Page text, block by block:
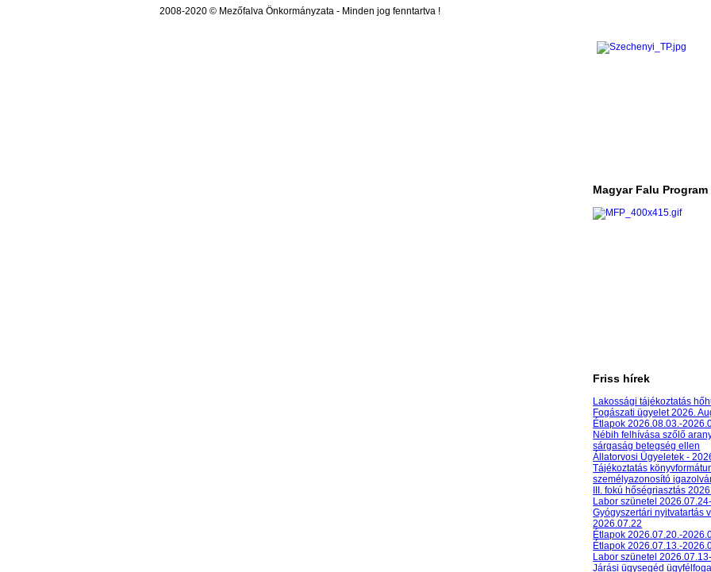
Magyar Falu Program
Friss hírek
Lakossági tájékoztatás
Fogászati ügyelet 2026.
Étlapok 2026.08.03.-
Nébih felhívása szőlő
sárgaság betegség ellen
Állatorvosi Ügyeletek -
Tájékoztatás
személyazonosító
III. fokú hőségriasztás
Labor szünetel
Gyógyszertári nyitvatartás
2026.07.22
Étlapok 2026.07.20.-
Étlapok 2026.07.13.-
Labor szünetel
Járási ügysegéd
2008-2020 © Mezőfalva Önkormányzata - Minden jog fenntartva !